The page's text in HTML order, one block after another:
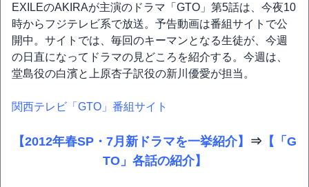
EXILEのAKIRAが主演のドラマ「GTO」第5話は、今夜10
時からフジテレビ系で放送。予告動画は番組サイトで公
開中。サイトでは、毎回のキーマンとなる生徒が、今週
の日直になってドラマの見どころを紹介する。今週は、
堂島役の白濱と上原杏子訳役の新川優愛が担当。
関西テレビ「GTO」番組サイト
【2012年春SP・7月新ドラマを一挙紹介】 ⇒ 【「G
TO」各話の紹介】